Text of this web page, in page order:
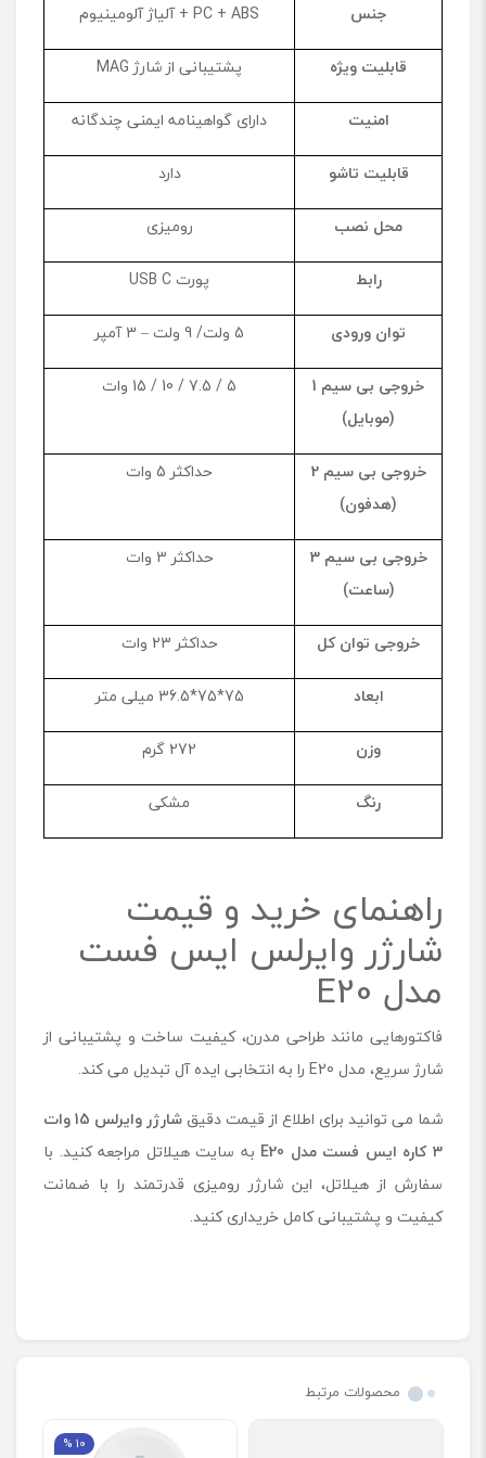
جنس
PC + ABS + آلیاژ آلومینیوم
قابلیت ویژه
پشتیبانی از شارژ MAG
امنیت
دارای گواهینامه ایمنی چندگانه
قابلیت تاشو
دارد
محل نصب
رومیزی
رابط
پورت USB C
توان ورودی
5 ولت/ 9 ولت – 3 آمپر
خروجی بی ‌سیم
(موبایل)
5 / 7.5 / 10 / 15 وات
خروجی بی ‌سیم 2
(هدفون)
حداکثر 5 وات
خروجی بی‌ سیم3
(ساعت)
حداکثر 3 وات
خروجی توان کل
حداکثر 23 وات
ابعاد
75*75*36.5 میلی ‌متر
وزن
272 گرم
رنگ
مشکی
راهنمای خرید و قیمت
شارژر وایرلس ایس فست
مدل E20
فاکتورهایی مانند طراحی مدرن، کیفیت ساخت و پشتیبانی از
شارژ سریع، مدل E20 را به انتخابی ایده آل تبدیل می کند.
شما می توانید برای اطلاع از قیمت دقیق
شارژر وایرلس 15 وات
3 کاره ایس فست مدل
E20 به سایت هیلاتل مراجعه کنید. با
سفارش از هیلاتل، این شارژر رومیزی قدرتمند را با ضمانت
کیفیت و پشتیبانی کامل خریداری کنید.
محصولات مرتبط
10 %